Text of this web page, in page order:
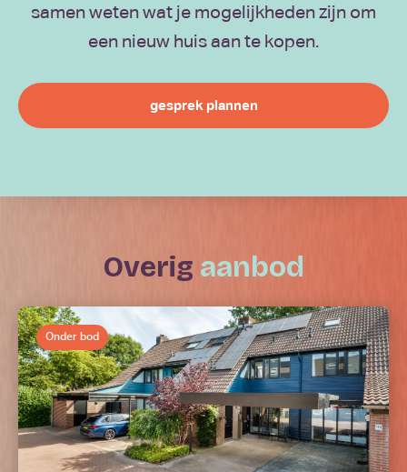
samen weten wat je mogelijkheden zijn om
een nieuw huis aan te kopen.
gesprek plannen
overig aanbod
Onder bod